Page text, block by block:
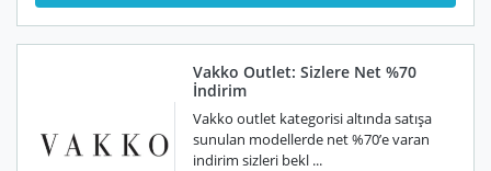
Vakko Outlet: Sizlere Net %70
İndirim
Vakko outlet kategorisi altında satışa
sunulan modellerde net %70’e varan
indirim sizleri bekl ...